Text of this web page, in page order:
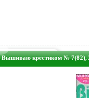
Вышиваю крестиком № 7(82),